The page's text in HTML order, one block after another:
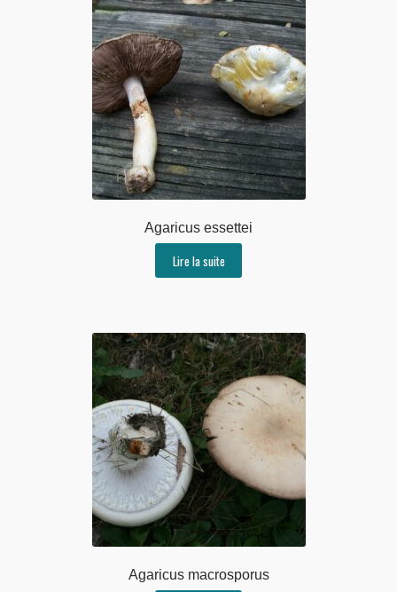
Agaricus essettei
Lire la suite
Agaricus macrosporus